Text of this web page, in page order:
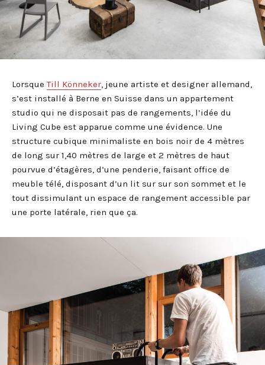
LorsqueTill Könneker, jeune artiste et designer allemand,
s’est installé à Berne en Suisse dans un appartement
studio qui ne disposait pas de rangements, l’idée du
Living Cube est apparue comme une évidence. Une
structure cubique minimaliste en bois noir de 4 mètres
de long sur 1,40 mètres de large et 2 mètres de haut
pourvue d’étagères, d’une penderie, faisant office de
meuble télé, disposant d’un lit sur sur son sommet et le
tout dissimulant un espace de rangement accessible par
une porte latérale, rien que ça.